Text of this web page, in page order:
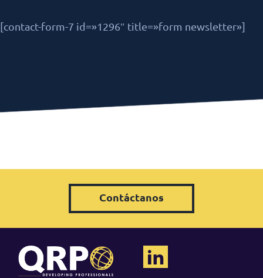
[contact-form-7 id=»1296″ title=»form newsletter»]
Contáctanos